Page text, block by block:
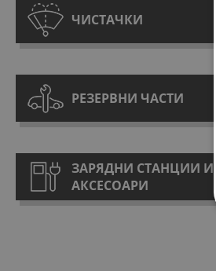
ЧИСТАЧКИ
РЕЗЕРВНИ ЧАСТИ
ЗАРЯДНИ СТАНЦИИ И
АКСЕСОАРИ